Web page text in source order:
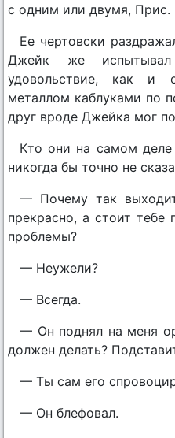
с одним или двумя, Прис.
Ее чертовски
Джейк же
удовольствие, как и
металлом каблуками по
друг вроде Джейка мог
Кто они на самом
никогда бы точно не
— Почему так
прекрасно, а стоит тебе
проблемы?
— Неужели?
— Всегда.
— Он поднял на меня
должен делать?
— Ты сам его
— Он блефовал.